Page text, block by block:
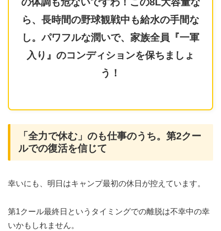
ら、長時間の野球観戦中も給水の手間な
し。パワフルな潤いで、家族全員『一軍
入り』のコンディションを保ちましょ
う！
「全力で休む」のも仕事のうち。第2クー
ルでの復活を信じて
幸いにも、明日はキャンプ最初の休日が控えています。
第1クール最終日というタイミングでの離脱は不幸中の幸
いかもしれません。